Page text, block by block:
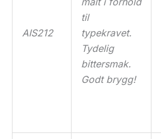
AIS212
til
typekravet.
Tydelig
bittersmak.
Godt brygg!